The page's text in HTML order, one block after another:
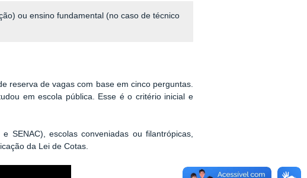
ou ensino fundamental (no caso de técnico
reserva de vagas com base em cinco perguntas.
em escola pública. Esse é o critério inicial e
SENAC), escolas conveniadas ou filantrópicas,
da Lei de Cotas.